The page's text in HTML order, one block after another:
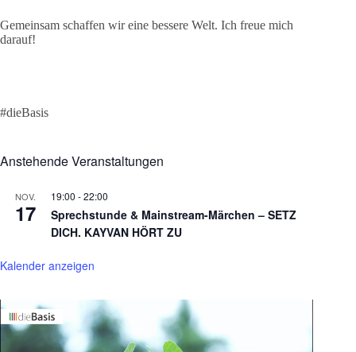
Gemeinsam schaffen wir eine bessere Welt. Ich freue mich
darauf!
#dieBasis
Anstehende Veranstaltungen
NOV.
17
19:00 -22:00
Sprechstunde & Mainstream-Märchen – SETZ
DICH. KAYVAN HÖRT ZU
Kalender anzeigen